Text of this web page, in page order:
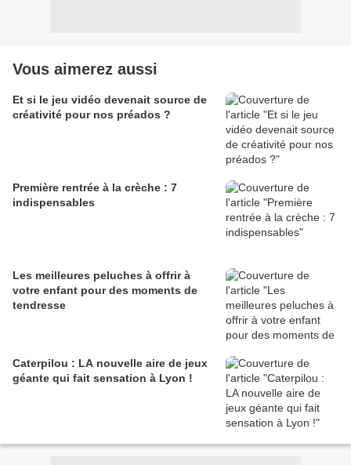
Vous aimerez aussi
Et si le jeu vidéo devenait source de
créativité pour nos préados ?
Première rentrée à la crèche : 7
indispensables
Les meilleures peluches à offrir à
votre enfant pour des moments de
tendresse
Caterpilou : LA nouvelle aire de jeux
géante qui fait sensation à Lyon !